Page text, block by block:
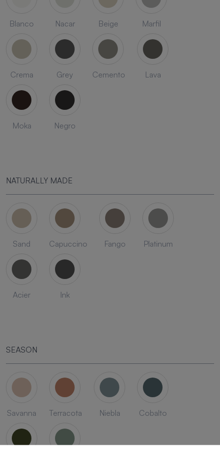
Blanco Nacar Beige Marfil
Crema Grey Cemento Lava
Moka Negro
NATURALLY MADE
Sand Capuccino Fango Platinum
Acier Ink
SEASON
Savanna Terracota Niebla Cobalto